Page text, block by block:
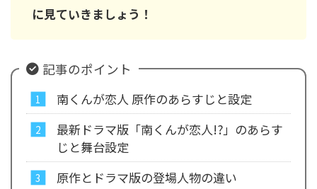
に見ていきましょう！
記事のポイント
南くんが恋人 原作のあらすじと設定
最新ドラマ版「南くんが恋人!?」のあらす
じと舞台設定
原作とドラマ版の登場人物の違い